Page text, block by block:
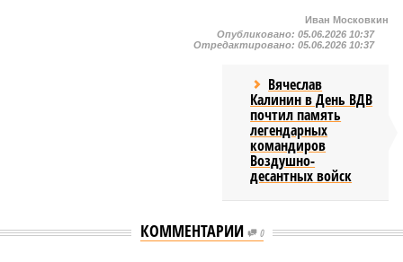
Иван Московкин
Опубликовано: 05.06.2026 10:37
Отредактировано: 05.06.2026 10:37
Вячеслав
Калинин в День ВДВ
почтил память
легендарных
командиров
Воздушно-
десантных войск
КОММЕНТАРИИ 0